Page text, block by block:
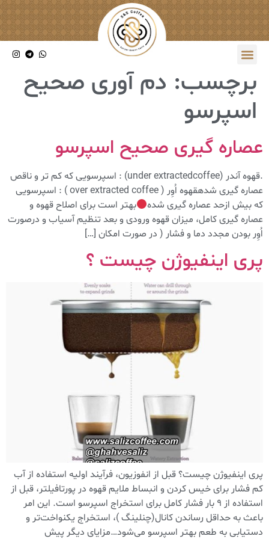
برچسب: دم آوری صحیح
اسپرسو
عصاره گیری صحیح اسپرسو
.قهوه آندر (under extractedcoffee) : اسپرسویی که کم تر و ناقص
عصاره گیری شدهقهوه اُوِر ( over extracted coffee ) : اسپرسویی
که بیش ازحد عصاره گیری شده
بهتر است برای اصلاح قهوه و
عصاره گیری کامل، میزان قهوه ورودی و بعد تنظیم آسیاب و درصورت
اُوِر بودن مجدد دما و فشار ( در صورت امکان […]
پری اینفیوژن چیست ؟
پری اینفیوژن چیست؟ قبل از انفوزیون، فرآیند اولیه استفاده از آب
کم فشار برای خیس کردن و انبساط ملایم قهوه در پورتافیلتر، قبل از
استفاده از 9 بار فشار کامل برای استخراج اسپرسو است. این امر
باعث به حداقل رساندن کانال‌(چنلینگ )، استخراج یکنواخت‌تر و
دستیابی به طعم بهتر اسپرسو می‌شود…مزایای دیگر پیش